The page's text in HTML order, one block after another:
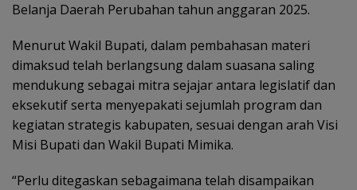
Belanja Daerah Perubahan tahun anggaran 2025.
Menurut Wakil Bupati, dalam pembahasan materi
dimaksud telah berlangsung dalam suasana saling
mendukung sebagai mitra sejajar antara legislatif dan
eksekutif serta menyepakati sejumlah program dan
kegiatan strategis kabupaten, sesuai dengan arah Visi
Misi Bupati dan Wakil Bupati Mimika.
“Perlu ditegaskan sebagaimana telah disampaikan